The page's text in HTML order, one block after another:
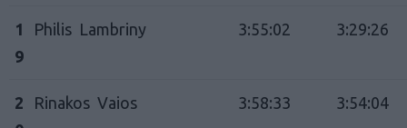
1
9
Philis Lambriny 3:55:02 3:29:26
2
Rinakos Vaios 3:58:33 3:54:04